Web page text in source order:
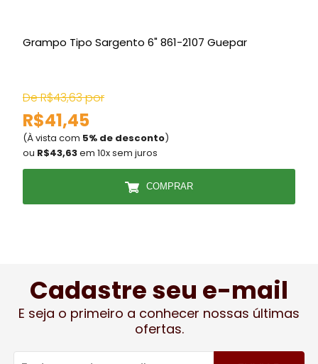
Grampo Tipo Sargento 6" 861-2107 Guepar
De R$43,63 por
R$41,45
(À vista com 5% de desconto)
ou R$43,63em 10x sem juros
COMPRAR
Cadastre seu e-mail
E seja o primeiro a conhecer nossas últimas
ofertas.